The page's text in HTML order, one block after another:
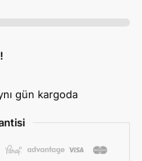
gün kargoda